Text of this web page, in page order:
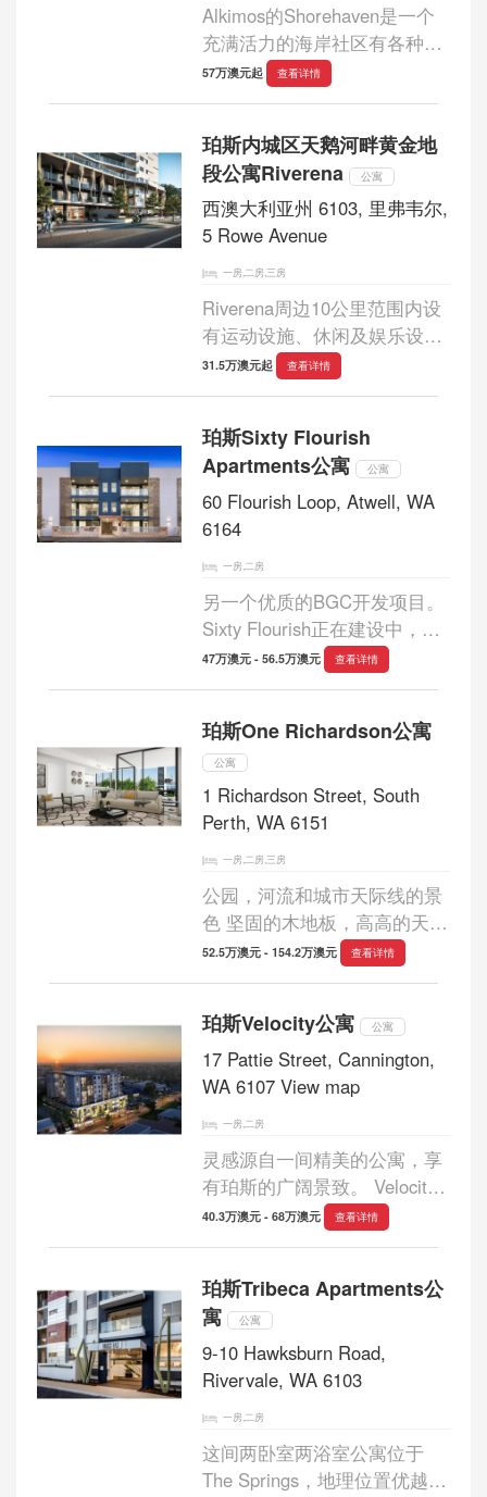
Alkimos的Shorehaven是一个
充满活力的海岸社区有各种生
活选择，便利设施，社区活动
57万澳元起 查看详情
珀斯内城区天鹅河畔黄金地
段公寓Riverena
公寓
西澳大利亚州 6103, 里弗韦尔,
5 Rowe Avenue
一房,二房,三房
Riverena周边10公里范围内设
有运动设施、休闲及娱乐设
施、零售设施、公共交通设施
及社区设施，位置便利。1房
31.5万澳元起 查看详情
珀斯Sixty Flourish
Apartments公寓
公寓
60 Flourish Loop, Atwell, WA
6164
一房,二房
另一个优质的BGC开发项目。
Sixty Flourish正在建设中，估
计将在2018年中期完成，这个
绝佳的机会不容错过！ Sixty
Harvest Lakes中心，是一座仅
有59间公寓的精品开发中心...
47万澳元 - 56.5万澳元 查看详情
珀斯One Richardson公寓
公寓
1 Richardson Street, South
Perth, WA 6151
一房,二房,三房
公园，河流和城市天际线的景
色 坚固的木地板，高高的天花
板，欧式感应炉灶等等！ 宽敞
的马路对面 高标准的安全性...
52.5万澳元 - 154.2万澳元 查看详情
珀斯Velocity公寓 公寓
17 Pattie Street, Cannington,
WA 6107 View map
一房,二房
灵感源自一间精美的公寓，享
有珀斯的广阔景致。 Velocity
的设计非常巧妙：崇高的建筑
风格，高 级别安全的 门厅 和
现代而温暖; 从落地玻璃门，
带石台面...
40.3万澳元 - 68万澳元 查看详情
珀斯Tribeca Apartments公
寓
公寓
9-10 Hawksburn Road,
Rivervale, WA 6103
一房,二房
这间两卧室两浴室公寓位于
The Springs，地理位置优越，